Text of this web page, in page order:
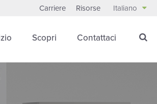
Carriere Risorse Italiano
Scopri Contattaci